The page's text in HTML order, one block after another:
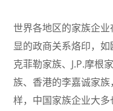
世界各地区的家族企
显的政商关系烙印，
克菲勒家族、J.P.摩根
族、香港的李嘉诚家
样，中国家族企业大